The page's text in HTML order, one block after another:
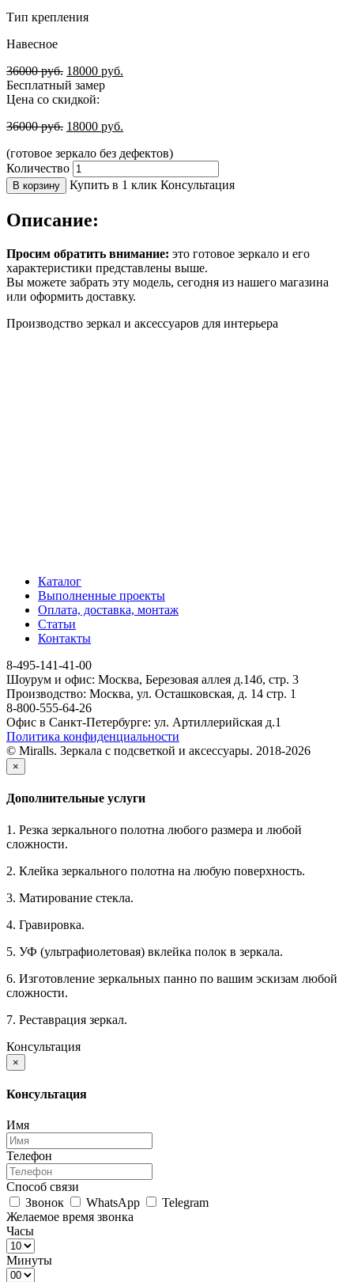
Тип крепления
Навесное
36000руб. 18000 руб.
Бесплатный замер
Цена со скидкой:
36000руб. 18000 руб.
(готовое зеркало без дефектов)
Количество
В корзину Купить в 1 клик Консультация
Описание:
Просим обратить внимание: это готовое зеркало и его
характеристики представлены выше.
Вы можете забрать эту модель, сегодня из нашего магазина
или оформить доставку.
Производство зеркал и аксессуаров для интерьера
Каталог
Выполненные проекты
Оплата, доставка, монтаж
Статьи
Контакты
8-495-141-41-00
Шоурум и офис: Москва, Березовая аллея д.14б, стр. 3
Производство: Москва, ул. Осташковская, д. 14 стр. 1
8-800-555-64-26
Офис в Санкт-Петербурге: ул. Артиллерийская д.1
Политика конфиденциальности
© Miralls. Зеркала с подсветкой и аксессуары. 2018-2026
×
Дополнительные услуги
1. Резка зеркального полотна любого размера и любой
сложности.
2. Клейка зеркального полотна на любую поверхность.
3. Матирование стекла.
4. Гравировка.
5. УФ (ультрафиолетовая) вклейка полок в зеркала.
6. Изготовление зеркальных панно по вашим эскизам любой
сложности.
7. Реставрация зеркал.
Консультация
×
Консультация
Имя
Телефон
Способ связи
Звонок
WhatsApp
Telegram
Желаемое время звонка
Часы
Минуты